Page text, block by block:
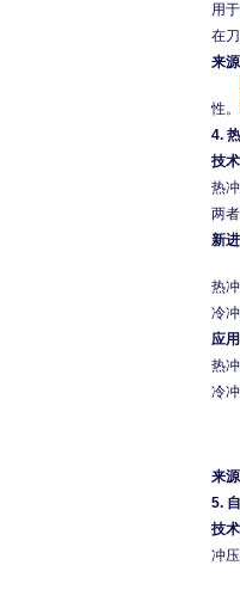
用
在
来源
性。
4.
技
热
两
新
热
冷
应用
热
冷
来源
5.
技
冲